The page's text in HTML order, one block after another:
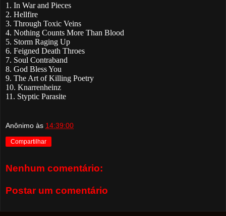
1. In War and Pieces
2. Hellfire
3. Through Toxic Veins
4. Nothing Counts More Than Blood
5. Storm Raging Up
6. Feigned Death Throes
7. Soul Contraband
8. God Bless You
9. The Art of Killing Poetry
10. Knarrenheinz
11. Styptic Parasite
Anônimo às 14:39:00
Compartilhar
Nenhum comentário:
Postar um comentário